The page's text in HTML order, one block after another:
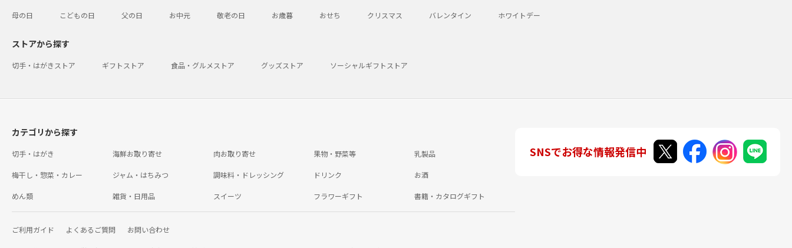
母の日 こどもの日 父の日 お中元 敬老の日 お歳暮 おせち クリスマス バレンタイン ホワイトデー
ストアから探す
切手・はがきストア ギフトストア 食品・グルメストア グッズストア ソーシャルギフトストア
カテゴリから探す
切手・はがき 海鮮お取り寄せ 肉お取り寄せ 果物・野菜等 乳製品
梅干し・惣菜・カレー ジャム・はちみつ 調味料・ドレッシング ドリンク お酒
めん類 雑貨・日用品 スイーツ フラワーギフト 書籍・カタログギフト
ご利用ガイド よくあるご質問 お問い合わせ
SNSでお得な情報発信中